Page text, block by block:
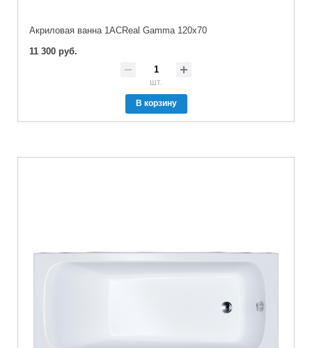
Акриловая ванна 1ACReal Gamma 120х70
11 300 руб.
шт.
В корзину